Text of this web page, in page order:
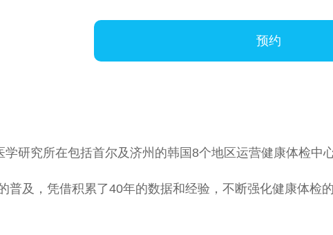
预约
学研究所在包括首尔及济州的韩国8个地区运营健康体检中
普及，凭借积累了40年的数据和经验，不断强化健康体检